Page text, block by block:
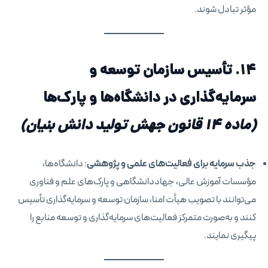
مؤثر تبادل شوند.
۱۴. تأسیس سازمان توسعه و
سرمایه‌گذاری در دانشگاه‌ها و پارک‌ها
(ماده ۱۴
قانون جهش تولید دانش بنیان)
جذب سرمایه برای فعالیت‌های علمی و پژوهشی: دانشگاه‌ها،
مؤسسات آموزش عالی، جهاددانشگاهی و پارک‌های علم و فناوری
می‌توانند با تصویب هیأت امنا، سازمان توسعه و سرمایه‌گذاری تأسیس
کنند و به‌صورت متمرکز فعالیت‌های سرمایه‌گذاری و توسعه منابع را
پیگیری نمایند.